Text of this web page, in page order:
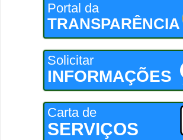
Portal da
TRANSPARÊNCIA
Solicitar
INFORMAÇÕES
Carta de
SERVIÇOS